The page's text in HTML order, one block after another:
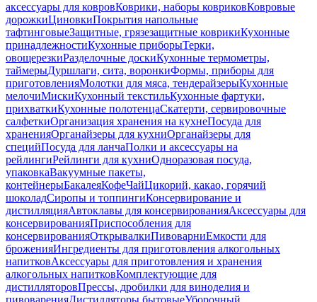
аксессуары для ковровКоврики, наборы ковриковКовровые
дорожкиЦиновкиПокрытия напольные
тафтинговыеЗащитные, грязезащитные коврикиКухонные
принадлежностиКухонные приборыТерки,
овощерезкиРазделочные доскиКухонные термометры,
таймерыДуршлаги, сита, воронкиФормы, приборы для
приготовленияМолотки для мяса, тендерайзерыКухонные
мелочиМискиКухонный текстильКухонные фартуки,
прихваткиКухонные полотенцаСкатерти, сервировочные
салфеткиОрганизация хранения на кухнеПосуда для
храненияОрганайзеры для кухниОрганайзеры для
специйПосуда для ланчаПолки и аксессуары на
рейлингиРейлинги для кухниОдноразовая посуда,
упаковкаВакуумные пакеты,
контейнерыБакалеяКофеЧайЦикорий, какао, горячий
шоколадСиропы и топпингиКонсервирование и
дистилляцияАвтоклавы для консервированияАксессуары для
консервированияПриспособления для
консервированияОткрывалкиПивоварниЕмкости для
броженияИнгредиенты для приготовления алкогольных
напитковАксессуары для приготовления и хранения
алкогольных напитковКомплектующие для
дистилляторовПрессы, дробилки для виноделия и
пивоваренияДистилляторы бытовыеУборочный